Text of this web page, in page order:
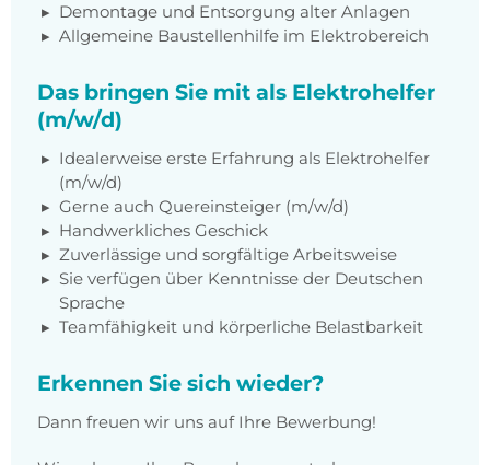
Demontage und Entsorgung alter Anlagen
Allgemeine Baustellenhilfe im Elektrobereich
Das bringen Sie mit als Elektrohelfer
(m/w/d)
Idealerweise erste Erfahrung als Elektrohelfer
(m/w/d)
Gerne auch Quereinsteiger (m/w/d)
Handwerkliches Geschick
Zuverlässige und sorgfältige Arbeitsweise
Sie verfügen über Kenntnisse der Deutschen
Sprache
Teamfähigkeit und körperliche Belastbarkeit
Erkennen Sie sich wieder?
Dann freuen wir uns auf Ihre Bewerbung!